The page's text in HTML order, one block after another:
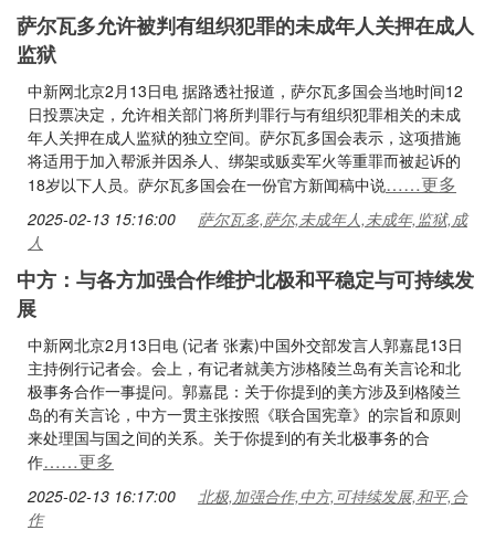
萨尔瓦多允许被判有组织犯罪的未成年人关押在成人
监狱
中新网北京2月13日电 据路透社报道，萨尔瓦多国会当地时间12
日投票决定，允许相关部门将所判罪行与有组织犯罪相关的未成
年人关押在成人监狱的独立空间。萨尔瓦多国会表示，这项措施
将适用于加入帮派并因杀人、绑架或贩卖军火等重罪而被起诉的
18岁以下人员。萨尔瓦多国会在一份官方新闻稿中说……更多
2025-02-13 15:16:00
萨尔瓦多,萨尔,未成年人,未成年,监狱,成
人
中方：与各方加强合作维护北极和平稳定与可持续发
展
中新网北京2月13日电 (记者 张素)中国外交部发言人郭嘉昆13日
主持例行记者会。会上，有记者就美方涉格陵兰岛有关言论和北
极事务合作一事提问。郭嘉昆：关于你提到的美方涉及到格陵兰
岛的有关言论，中方一贯主张按照《联合国宪章》的宗旨和原则
来处理国与国之间的关系。关于你提到的有关北极事务的合
作……更多
2025-02-13 16:17:00
北极,加强合作,中方,可持续发展,和平,合
作